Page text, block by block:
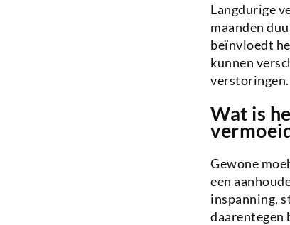
Langdurige
maanden
beïnvloedt
kunnen
verstoringen.
Wat is
Gewone
een
inspanning,
daarentegen